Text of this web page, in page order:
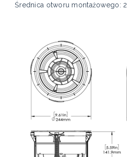
Średnica otworu montażowego: